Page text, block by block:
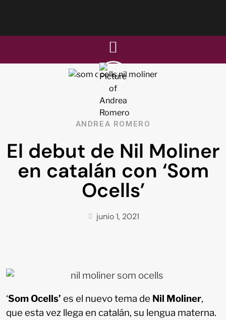
ANDREA ROMERO
El debut de Nil Moliner
en catalán con ‘Som
Ocells’
junio 1, 2021
‘Som Ocells’ es el nuevo tema de Nil Moliner,
que esta vez llega en catalán, su lengua materna.